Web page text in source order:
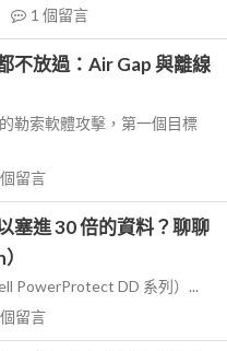
1 個留言
不放過：Air Gap 與離線
勒索軟體攻擊，第一個目標
個留言
塞進 30 倍的資料？聊聊
PowerProtect DD 系列）...
個留言